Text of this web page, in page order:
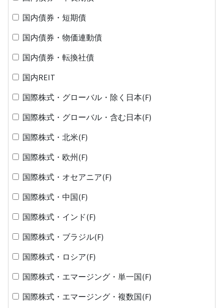
国内債券・短期債
国内債券・物価連動債
国内債券・転換社債
国内REIT
国際株式・グローバル・除く日本(F)
国際株式・グローバル・含む日本(F)
国際株式・北米(F)
国際株式・欧州(F)
国際株式・オセアニア(F)
国際株式・中国(F)
国際株式・インド(F)
国際株式・ブラジル(F)
国際株式・ロシア(F)
国際株式・エマージング・単一国(F)
国際株式・エマージング・複数国(F)